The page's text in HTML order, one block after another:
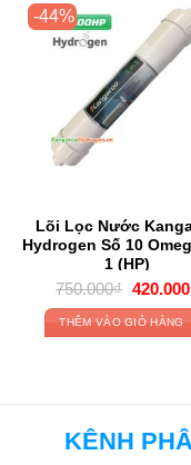
-44%
Lõi Lọc Nước
Hydrogen Số 10
1 (HP)
750.000₫ Original
price
was:
420.000
THÊM VÀO GIỎ HÀNG
KÊNH